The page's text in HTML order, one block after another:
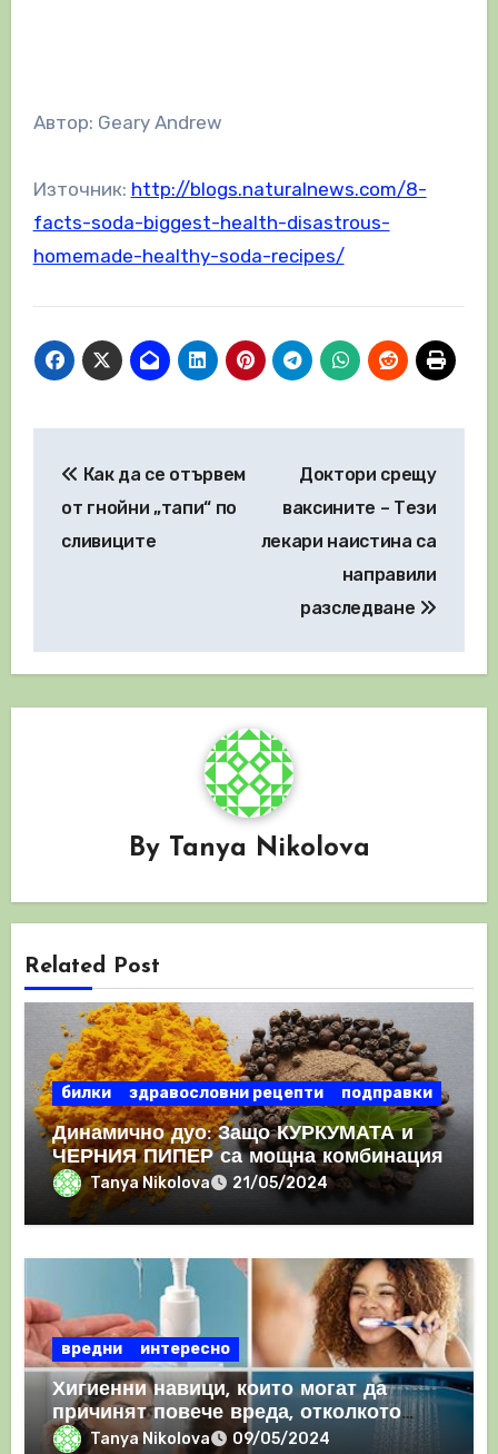
Автор: Geary Andrew
Източник: http://blogs.naturalnews.com/8-
facts-soda-biggest-health-disastrous-
homemade-healthy-soda-recipes/
Как да се отървем
от гнойни „тапи“ по
сливиците
Доктори срещу
ваксините – Тези
лекари наистина са
направили
разследване
By Tanya Nikolova
Related Post
билки здравословни рецепти подправки
Динамично дуо: Защо КУРКУМАТА и
ЧЕРНИЯ ПИПЕР са мощна комбинация
Tanya Nikolova 21/05/2024
вредни интересно
Хигиенни навици, които могат да
причинят повече вреда, отколкото
ползаTanya Nikolova 09/05/2024